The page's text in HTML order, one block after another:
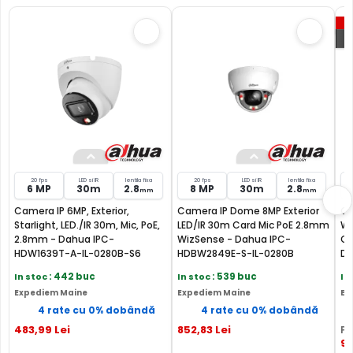
microfon, asigurand si supravegherea audio de la
INTRARI ALARMA
Cele 2 intrari de alarma cu care este dotata camera, pot
fi folosite pentru conectarea unor relee externe
(detectori prezenta, contacte magnetice, etc), ce pot
actiona mutarea camerei in anumite preseturi, activarea
inregistrarii , activarea unei iesiri de alarma sau multe
20 fps
6 MP
LED si IR
30m
lentila fixa
2.8mm
Camera IP 6MP, Exterior,
Starlight, LED./IR 30m, Mic, PoE,
2.8mm - Dahua IPC-
HDW1639T-A-IL-0280B-S6
In stoc: 442 buc
Expediem Maine
4 rate cu 0% dobândă
483,99 Lei
20 fps
8 MP
LED si IR
30m
lentila fixa
2.8mm
Camera IP Dome 8MP Exterior
LED/IR 30m Card Mic PoE 2.8mm
WizSense - Dahua IPC-
HDBW2849E-S-IL-0280B
In stoc: 539 buc
Expediem Maine
4 rate cu 0% dobândă
852,83 Lei
In